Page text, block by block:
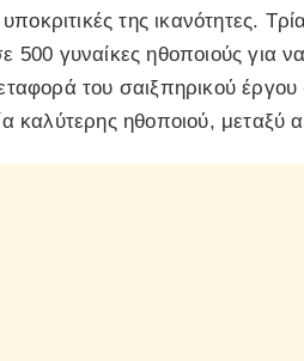
υποκριτικές της ικανότητες.
γυναίκες ηθοποιούς για
του σαιξπηρικού
καλύτερης ηθοποιού,